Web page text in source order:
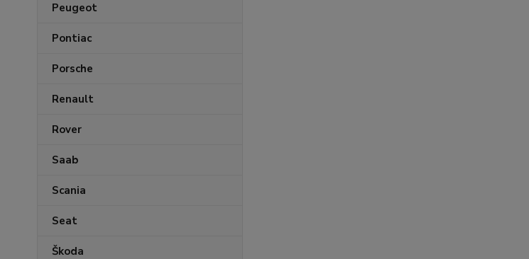
Peugeot
Pontiac
Porsche
Renault
Rover
Saab
Scania
Seat
Škoda